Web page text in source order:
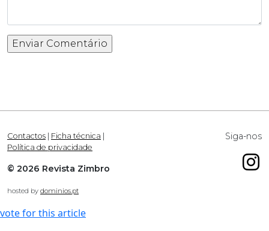
Contactos Ficha técnica
Política de privacidade
© 2026 Revista Zimbro
hosted by dominios.pt
Siga-nos
vote for this article